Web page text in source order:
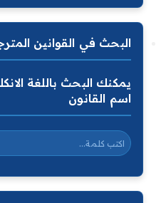
البحث في القوانين
يمكنك البحث باللغة
اسم القانون